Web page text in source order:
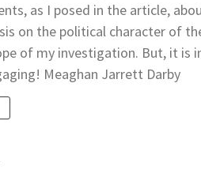
as I posed in the article,
on the political character of
of my investigation. But, it is
Meaghan Jarrett Darby